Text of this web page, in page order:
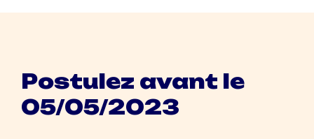
Postulez avant le
05/05/2023